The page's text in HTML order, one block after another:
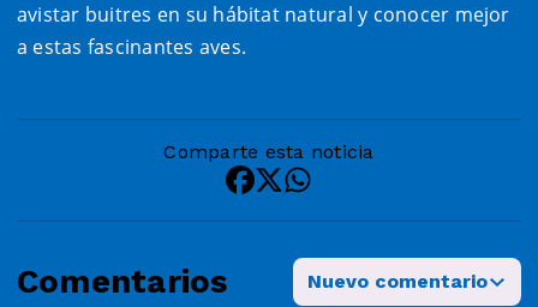
avistar buitres en su hábitat natural y conocer mejor
a estas fascinantes aves.
Comparte esta noticia
Comentarios Nuevo comentario